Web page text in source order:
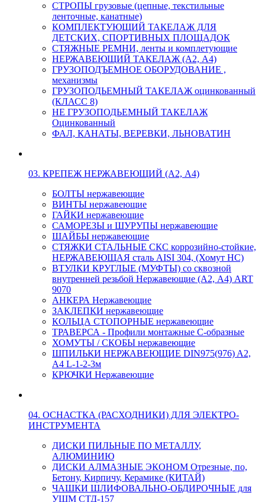
СТРОПЫ грузовые (цепные, текстильные
ленточные, канатные)
КОМПЛЕКТУЮЩИЙ ТАКЕЛАЖ ДЛЯ
ДЕТСКИХ, СПОРТИВНЫХ ПЛОЩАДОК
СТЯЖНЫЕ РЕМНИ, ленты и комплетующие
НЕРЖАВЕЮЩИЙ ТАКЕЛАЖ (А2, А4)
ГРУЗОПОДЪЕМНОЕ ОБОРУДОВАНИЕ ,
механизмы
ГРУЗОПОДЬЕМНЫЙ ТАКЕЛАЖ оцинкованный
(КЛАСС 8)
НЕ ГРУЗОПОДЬЕМНЫЙ ТАКЕЛАЖ
Оцинкованный
ФАЛ, КАНАТЫ, ВЕРЕВКИ, ЛЬНОВАТИН
03. КРЕПЕЖ НЕРЖАВЕЮЩИЙ (А2, А4)
БОЛТЫ нержавеющие
ВИНТЫ нержавеющие
ГАЙКИ нержавеющие
САМОРЕЗЫ и ШУРУПЫ нержавеющие
ШАЙБЫ нержавеющие
СТЯЖКИ СТАЛЬНЫЕ СКС коррозийно-стойкие,
НЕРЖАВЕЮЩАЯ сталь AISI 304, (Хомут НС)
ВТУЛКИ КРУГЛЫЕ (МУФТЫ) со сквозной
внутренней резьбой Нержавеющие (А2, А4) ART
9070
АНКЕРА Нержавеющие
ЗАКЛЕПКИ нержавеющие
КОЛЬЦА СТОПОРНЫЕ нержавеющие
ТРАВЕРСА - Профили монтажные С-образные
ХОМУТЫ / СКОБЫ нержавеющие
ШПИЛЬКИ НЕРЖАВЕЮЩИЕ DIN975(976) A2,
А4 L-1-2-3м
КРЮЧКИ Нержавеющие
04. ОСНАСТКА (РАСХОДНИКИ) ДЛЯ ЭЛЕКТРО-
ИНСТРУМЕНТА
ДИСКИ ПИЛЬНЫЕ ПО МЕТАЛЛУ,
АЛЮМИНИЮ
ДИСКИ АЛМАЗНЫЕ ЭКОНОМ Отрезные, по,
Бетону, Кирпичу, Керамике (КИТАЙ)
ЧАШКИ ШЛИФОВАЛЬНО-ОБДИРОЧНЫЕ для
УШМ СТД-157